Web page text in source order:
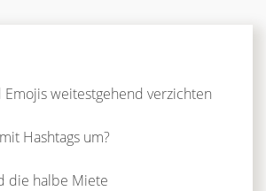
Emojis weitestgehend verzichten
Hashtags um?
die halbe Miete